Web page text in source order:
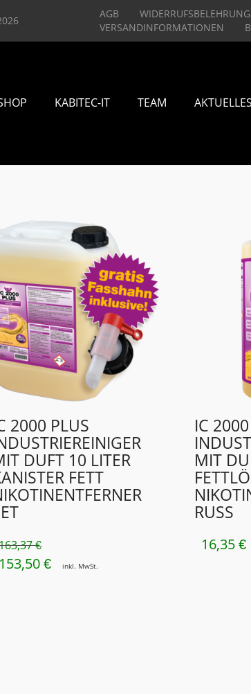
AGB WIDERRUFSBELEHRUNG
VERSANDINFORMATIONEN
KABITEC-IT TEAM AKTUELLES
2000 PLUS
DUFT 10 LITER
FETT
€
153,50€AKTUELLER
inkl. MwSt.
IC
MIT
RUSS
16,35 €